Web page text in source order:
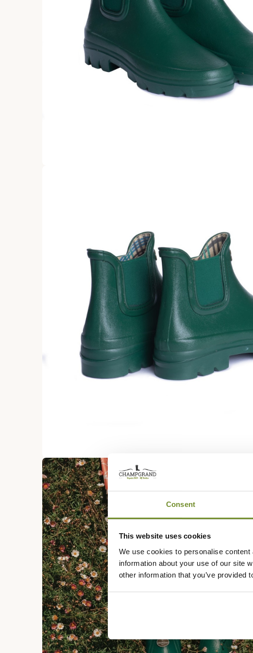
Consent
This website uses cookies
We use cookies to personalise
information about your use of our site
other information that you’ve provided